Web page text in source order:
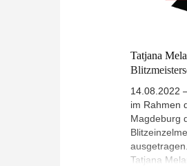
Tatjana
14.08.2022
im Rahmen
Magdeburg
Tatjana